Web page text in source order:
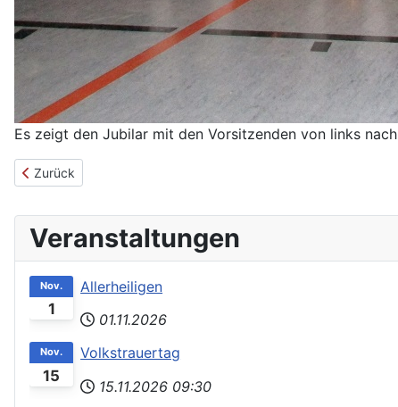
Es zeigt den Jubilar mit den Vorsitzenden von links
Vorheriger Beitrag: Generalversammlung der Musikgesellschaft
Zurück
Veranstaltungen
1
Nov.
Allerheiligen
01.11.2026
15
Nov.
Volkstrauertag
15.11.2026 09:30